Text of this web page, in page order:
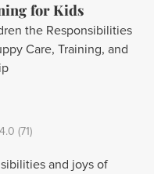
for Kids
the Responsibilities
Care, Training, and
4.0 (71)
and joys of